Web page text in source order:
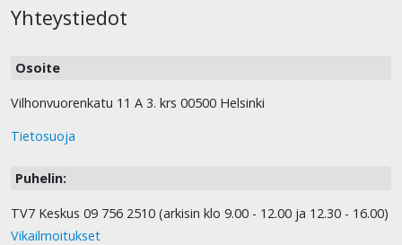
Yhteystiedot
Osoite
Vilhonvuorenkatu 11 A 3. krs 00500 Helsinki
Tietosuoja
Puhelin:
TV7 Keskus 09 756 2510 (arkisin klo 9.00 - 12.00 ja 12.30 - 16.00)
Vikailmoitukset